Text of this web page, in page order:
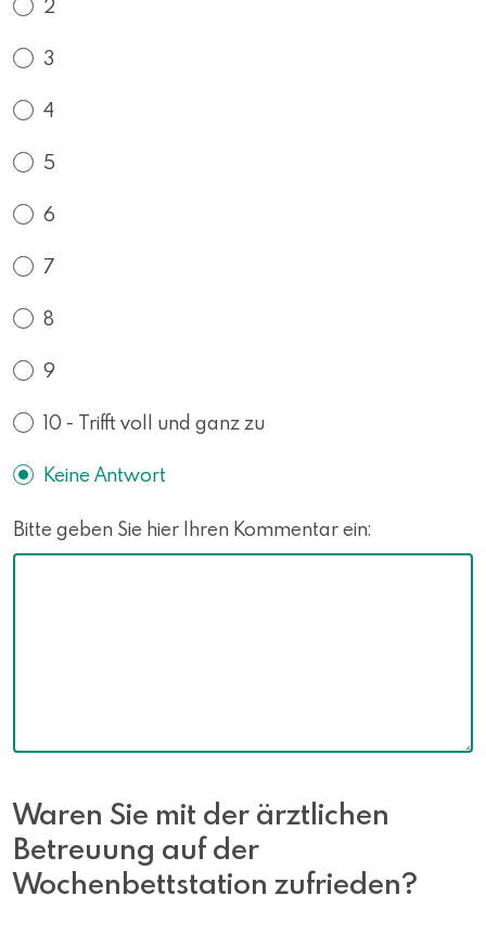
2
3
4
5
6
7
8
9
10 - Trifft voll und ganz zu
Keine Antwort
Bitte geben Sie hier Ihren Kommentar ein:
Waren Sie mit der ärztlichen
Betreuung auf der
Wochenbettstation zufrieden?